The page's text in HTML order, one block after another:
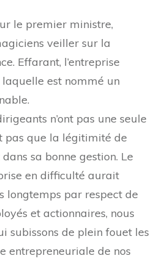
le premier ministre,
veiller sur la
Effarant, l’entreprise
est nommé un
n’ont pas une seule
pas que la légitimité de
sa bonne gestion. Le
en difficulté aurait
longtemps par respect de
et actionnaires, nous
subissons de plein fouet les
entrepreneuriale de nos